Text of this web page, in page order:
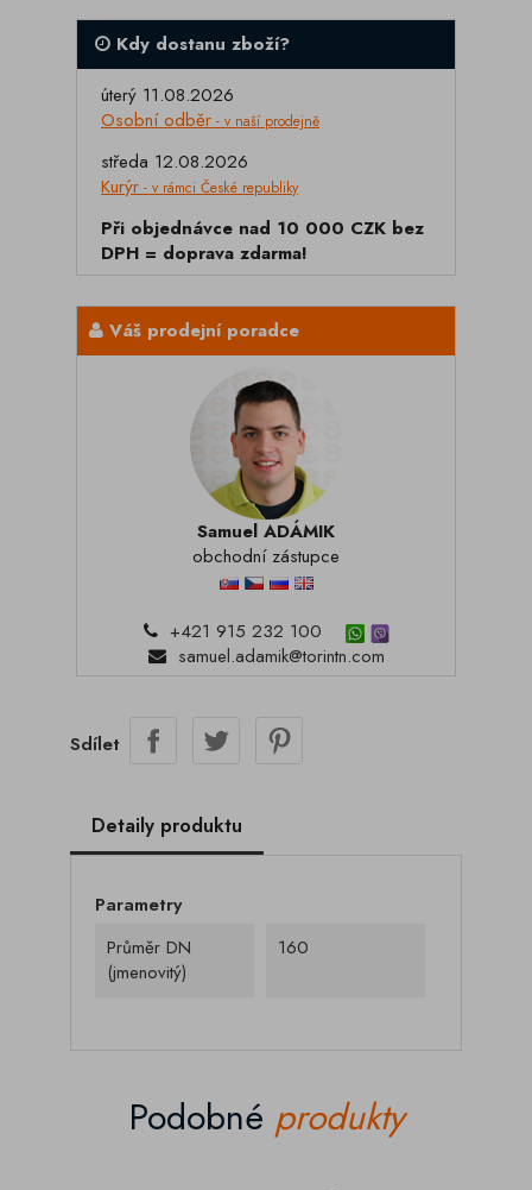
Kdy dostanu zboží?
úterý 11.08.2026
Osobní odběr - v naší prodejně
středa 12.08.2026
Kurýr - v rámci České republiky
Při objednávce nad 10 000 CZK bez
DPH = doprava zdarma!
Váš prodejní poradce
Samuel ADÁMIK
obchodní zástupce
+421 915 232 100
samuel.adamik@torintn.com
Sdílet
Detaily produktu
Parametry
Průměr DN
(jmenovitý)
160
Podobné produkty